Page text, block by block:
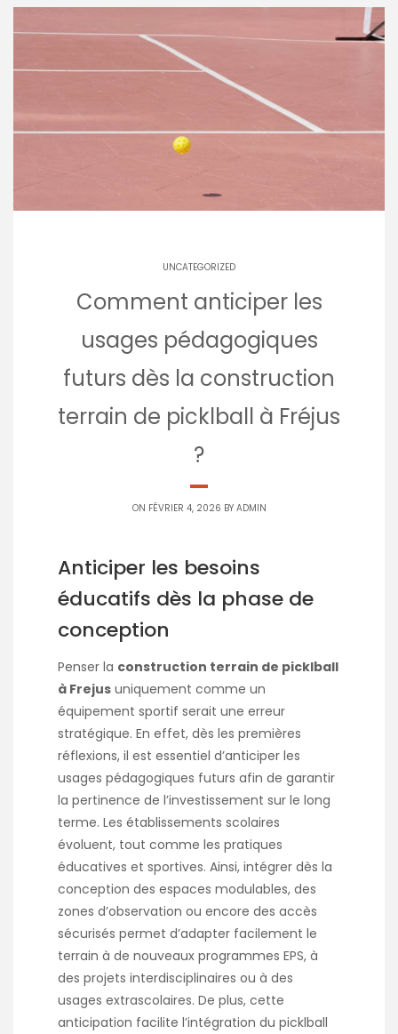
UNCATEGORIZED
Comment anticiper les
usages pédagogiques
futurs dès la construction
terrain de picklball à Fréjus
?
ON FÉVRIER 4, 2026 BY ADMIN
Anticiper les besoins
éducatifs dès la phase de
conception
Penser la construction terrain de picklball
à Frejus uniquement comme un
équipement sportif serait une erreur
stratégique. En effet, dès les premières
réflexions, il est essentiel d’anticiper les
usages pédagogiques futurs afin de garantir
la pertinence de l’investissement sur le long
terme. Les établissements scolaires
évoluent, tout comme les pratiques
éducatives et sportives. Ainsi, intégrer dès la
conception des espaces modulables, des
zones d’observation ou encore des accès
sécurisés permet d’adapter facilement le
terrain à de nouveaux programmes EPS, à
des projets interdisciplinaires ou à des
usages extrascolaires. De plus, cette
anticipation facilite l’intégration du picklball